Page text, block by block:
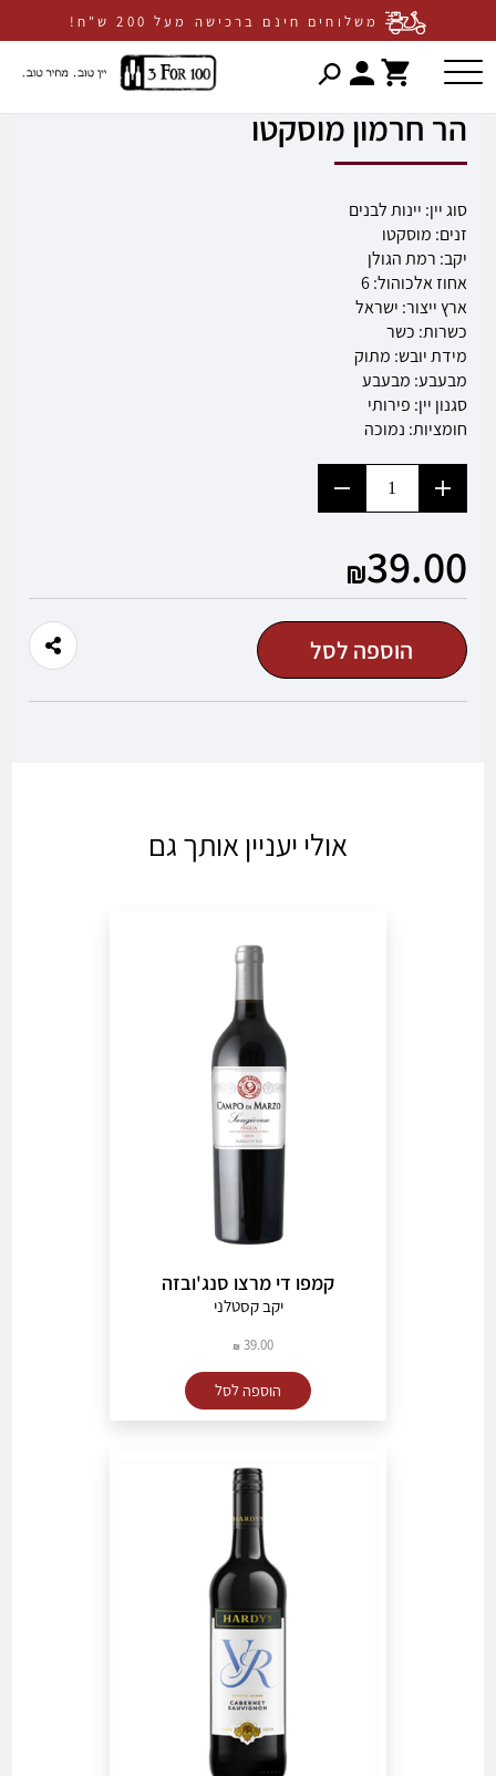
משלוחים חינם ברכישה מעל 200 ש"ח!
פתיחת
חלונית
עגלה
פתיחת
חלונית
משתמש
כבר רשומים? התחברו
זכור אותי
משתמש חדש/אורח
להרשמה
דף הבית חנות יינות הר חרמון מוסקטו
הר חרמון מוסקטו
סוג יין: יינות לבנים
זנים: מוסקטו
יקב: רמת הגולן
אחוז אלכוהול:6
ארץ ייצור: ישראל
כשרות: כשר
מידת יובש: מתוק
מבעבע: מבעבע
סגנון יין: פירותי
חומציות: נמוכה
39.00
הוספה לסל
אולי יעניין אותך גם
קמפו די מרצו סנג'ובזה
יקב קסטלני
39.00
הוספה לסל